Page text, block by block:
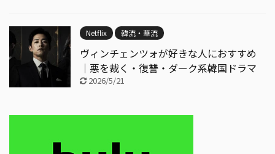
Netflix 韓流・華流
ヴィンチェンツォが好きな人におすすめ
｜悪を裁く・復讐・ダーク系韓国ドラマ
2026/5/21